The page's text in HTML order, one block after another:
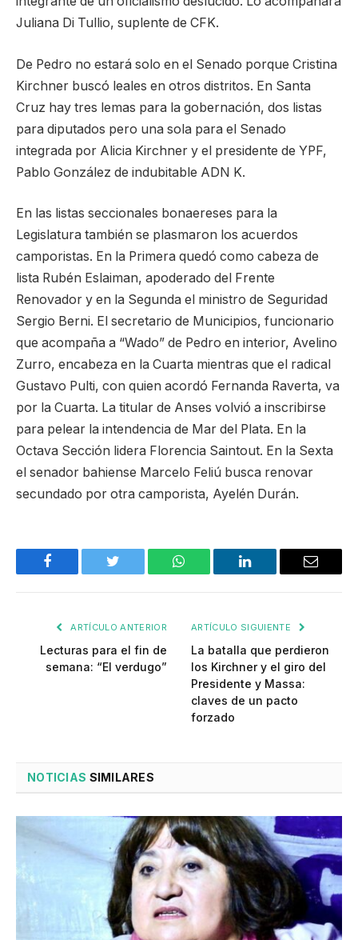
Juliana Di Tullio, suplente de CFK.
De Pedro no estará solo en el Senado porque Cristina
Kirchner buscó leales en otros distritos. En Santa
Cruz hay tres lemas para la gobernación, dos listas
para diputados pero una sola para el Senado
integrada por Alicia Kirchner y el presidente de YPF,
Pablo González de indubitable ADN K.
En las listas seccionales bonaereses para la
Legislatura también se plasmaron los acuerdos
camporistas. En la Primera quedó como cabeza de
lista Rubén Eslaiman, apoderado del Frente
Renovador y en la Segunda el ministro de Seguridad
Sergio Berni. El secretario de Municipios, funcionario
que acompaña a “Wado” de Pedro en interior, Avelino
Zurro, encabeza en la Cuarta mientras que el radical
Gustavo Pulti, con quien acordó Fernanda Raverta, va
por la Cuarta. La titular de Anses volvió a inscribirse
para pelear la intendencia de Mar del Plata. En la
Octava Sección lidera Florencia Saintout. En la Sexta
el senador bahiense Marcelo Feliú busca renovar
secundado por otra camporista, Ayelén Durán.
Facebook Twitter WhatsApp LinkedIn Email
ARTÍCULO ANTERIOR
Lecturas para el fin de
semana: “El verdugo”
ARTÍCULO SIGUIENTE
La batalla que perdieron
los Kirchner y el giro del
Presidente y Massa:
claves de un pacto
forzado
NOTICIAS SIMILARES